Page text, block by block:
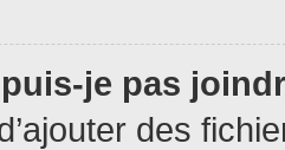
je pas
des